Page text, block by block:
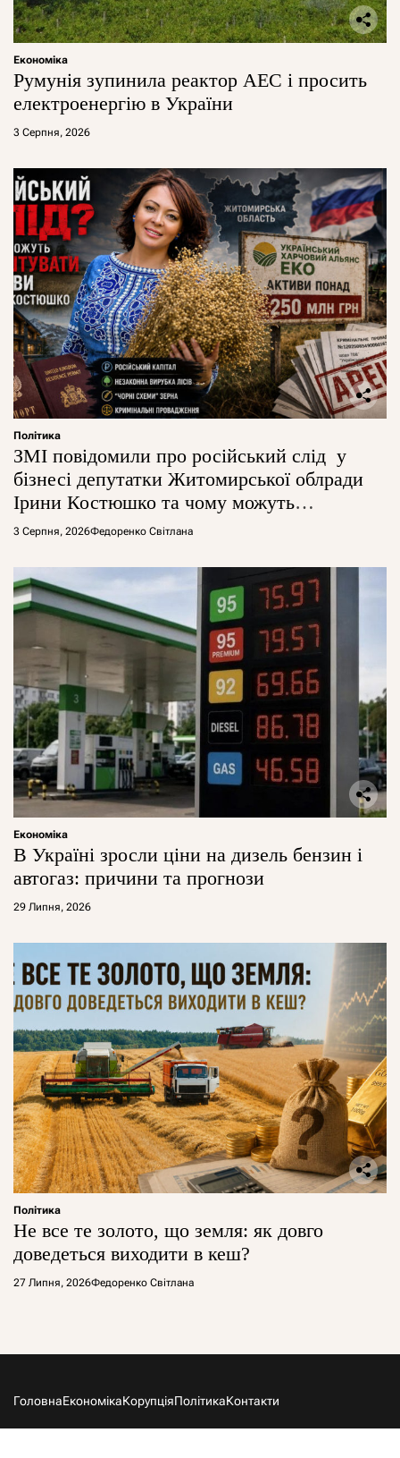
Економіка
Румунія зупинила реактор АЕС і просить
електроенергію в України
3 Серпня, 2026
Політика
ЗМІ повідомили про російський слід у
бізнесі депутатки Житомирської облради
Ірини Костюшко та чому можуть
арештувати її активи
3 Серпня, 2026Федоренко Світлана
Економіка
В Україні зросли ціни на дизель бензин і
автогаз: причини та прогнози
29 Липня, 2026
Політика
Не все те золото, що земля: як довго
доведеться виходити в кеш?
27 Липня, 2026Федоренко Світлана
ГоловнаЕкономікаКорупціяПолітикаКонтакти